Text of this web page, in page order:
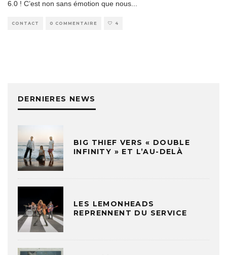
6.0 ! C’est non sans émotion que nous
CONTACT 0 COMMENTAIRE 4
DERNIERES NEWS
BIG THIEF VERS « DOUBLE
INFINITY » ET L’AU-DELÀ
LES LEMONHEADS
REPRENNENT DU SERVICE